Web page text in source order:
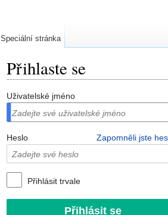
Přihlaste se
Uživatelské jméno
Heslo Zapomněli jste
Přihlásit trvale
Speciální stránka